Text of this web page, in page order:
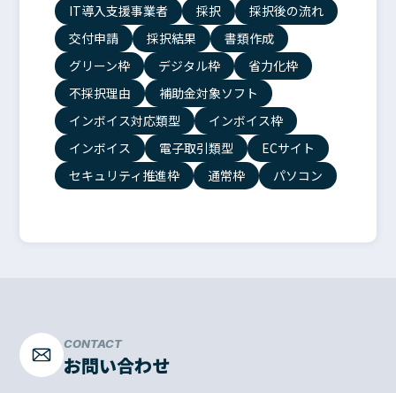
IT導入支援事業者
採択
採択後の流れ
交付申請
採択結果
書類作成
グリーン枠
デジタル枠
省力化枠
不採択理由
補助金対象ソフト
インボイス対応類型
インボイス枠
インボイス
電子取引類型
ECサイト
セキュリティ推進枠
通常枠 パソコン
CONTACT
お問い合わせ